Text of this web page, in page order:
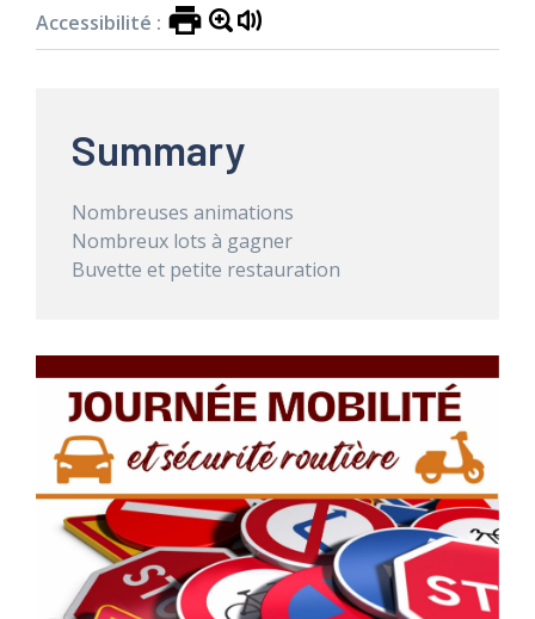
Accessibilité :
Summary
Nombreuses animations
Nombreux lots à gagner
Buvette et petite restauration